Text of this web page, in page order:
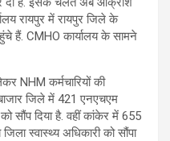
रायपुर में रायपुर जिले के
हैं. CMHO कार्यालय के सामने
NHM कर्मचारियों की
जिले में 421 एनएचएम
सौंप दिया है. वहीं कांकेर में 655
स्वास्थ्य अधिकारी को सौंपा